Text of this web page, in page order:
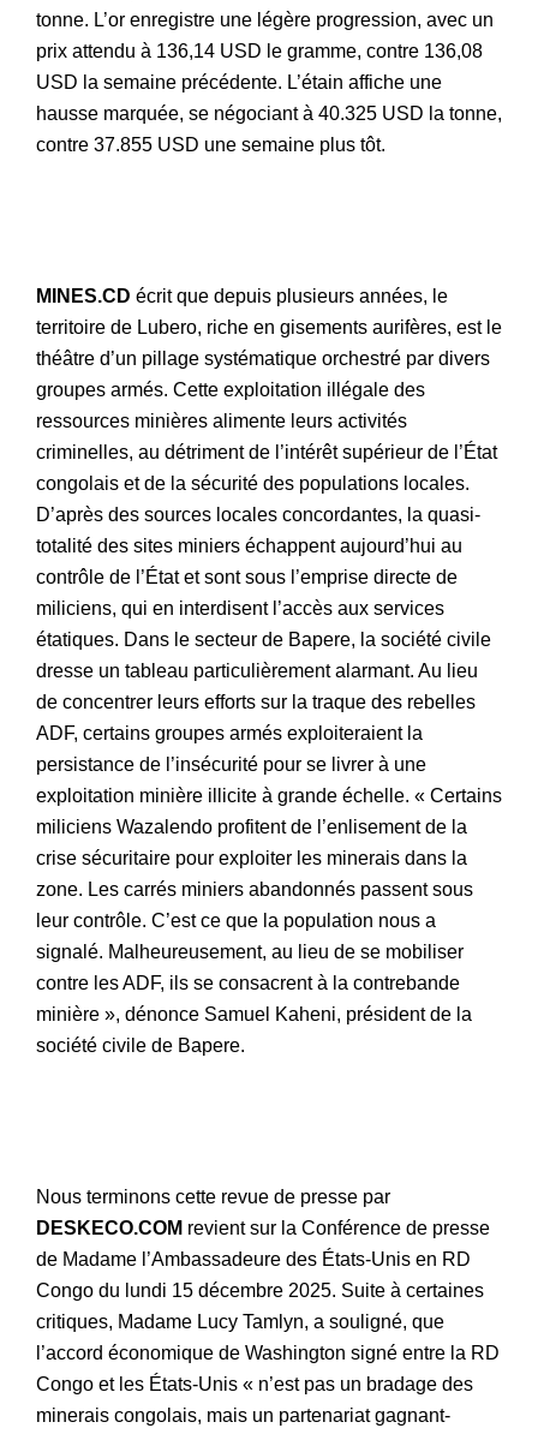
tonne. L’or enregistre une légère progression, avec un
prix attendu à 136,14 USD le gramme, contre 136,08
USD la semaine précédente. L’étain affiche une
hausse marquée, se négociant à 40.325 USD la tonne,
contre 37.855 USD une semaine plus tôt.
MINES.CD écrit que depuis plusieurs années, le
territoire de Lubero, riche en gisements aurifères, est le
théâtre d’un pillage systématique orchestré par divers
groupes armés. Cette exploitation illégale des
ressources minières alimente leurs activités
criminelles, au détriment de l’intérêt supérieur de l’État
congolais et de la sécurité des populations locales.
D’après des sources locales concordantes, la quasi-
totalité des sites miniers échappent aujourd’hui au
contrôle de l’État et sont sous l’emprise directe de
miliciens, qui en interdisent l’accès aux services
étatiques. Dans le secteur de Bapere, la société civile
dresse un tableau particulièrement alarmant. Au lieu
de concentrer leurs efforts sur la traque des rebelles
ADF, certains groupes armés exploiteraient la
persistance de l’insécurité pour se livrer à une
exploitation minière illicite à grande échelle. « Certains
miliciens Wazalendo profitent de l’enlisement de la
crise sécuritaire pour exploiter les minerais dans la
zone. Les carrés miniers abandonnés passent sous
leur contrôle. C’est ce que la population nous a
signalé. Malheureusement, au lieu de se mobiliser
contre les ADF, ils se consacrent à la contrebande
minière », dénonce Samuel Kaheni, président de la
société civile de Bapere.
Nous terminons cette revue de presse par
DESKECO.COM revient sur la Conférence de presse
de Madame l’Ambassadeure des États-Unis en RD
Congo du lundi 15 décembre 2025. Suite à certaines
critiques, Madame Lucy Tamlyn, a souligné, que
l’accord économique de Washington signé entre la RD
Congo et les États-Unis « n’est pas un bradage des
minerais congolais, mais un partenariat gagnant-